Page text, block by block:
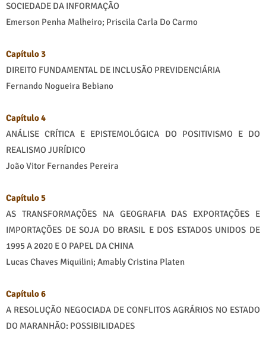
SOCIEDADE DA INFORMAÇÃO
Emerson Penha Malheiro; Priscila Carla Do Carmo
Capítulo 3
DIREITO FUNDAMENTAL DE INCLUSÃO PREVIDENCIÁRIA
Fernando Nogueira Bebiano
Capítulo 4
ANÁLISE CRÍTICA E EPISTEMOLÓGICA DO POSITIVISMO E DO
REALISMO JURÍDICO
João Vitor Fernandes Pereira
Capítulo 5
AS TRANSFORMAÇÕES NA GEOGRAFIA DAS EXPORTAÇÕES E
IMPORTAÇÕES DE SOJA DO BRASIL E DOS ESTADOS UNIDOS DE
1995 A 2020 E O PAPEL DA CHINA
Lucas Chaves Miquilini; Amably Cristina Platen
Capítulo 6
A RESOLUÇÃO NEGOCIADA DE CONFLITOS AGRÁRIOS NO ESTADO
DO MARANHÃO: POSSIBILIDADES